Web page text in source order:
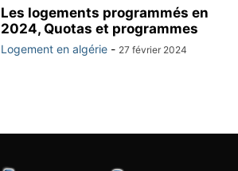
Les logements programmés en
2024, Quotas et programmes
Logement en algérie - 27 février 2024